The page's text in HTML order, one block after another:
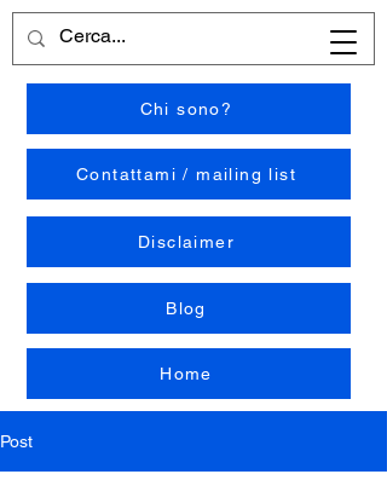
Contattami / mailing list
Chi sono?
Disclaimer
Home
Blog
Post